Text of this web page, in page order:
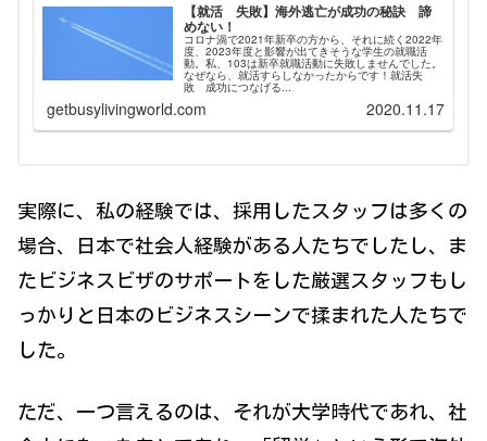
【就活 失敗】海外逃亡が成功の秘訣 諦
めない！
コロナ渦で2021年新卒の方から、それに続く2022年
度、2023年度と影響が出てきそうな学生の就職活
動。私、103は新卒就職活動に失敗しませんでした。
なぜなら、就活すらしなかったからです！就活失
敗 成功につなげる...
getbusylivingworld.com 2020.11.17
実際に、私の経験では、採用したスタッフは多くの
場合、日本で社会人経験がある人たちでしたし、ま
たビジネスビザのサポートをした厳選スタッフもし
っかりと日本のビジネスシーンで揉まれた人たちで
した。
ただ、一つ言えるのは、それが大学時代であれ、社